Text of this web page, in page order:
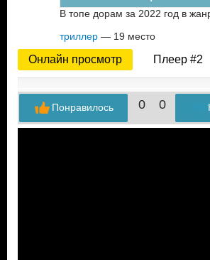
В топе дорам за 2022 год в
триллер — 19 место
Онлайн просмотр Плеер #2
0 0
Понравилось